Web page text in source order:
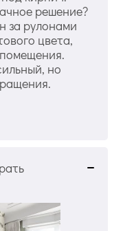
решение?
за рулонами
цвета,
но